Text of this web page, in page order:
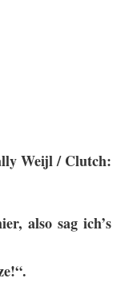
Weijl / Clutch:
also sag ich’s